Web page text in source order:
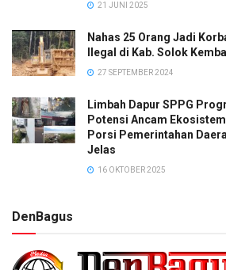
21 JUNI 2025
Nahas 25 Orang Jadi
Ilegal di Kab. Solok
27 SEPTEMBER 2024
Limbah Dapur SPPG
Potensi Ancam
Porsi Pemerintahan
Jelas
16 OKTOBER 2025
DenBagus